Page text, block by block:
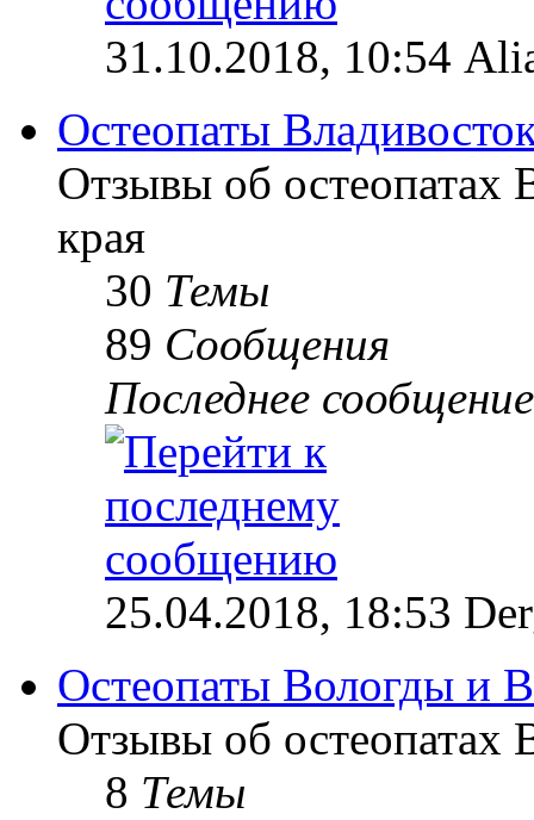
31.10.2018, 10:54
Остеопаты
Отзывы об остеопатах
края
30 Темы
89 Сообщения
Последнее сообщение
25.04.2018, 18:53
Остеопаты Вологды и
Отзывы об остеопатах
8 Темы